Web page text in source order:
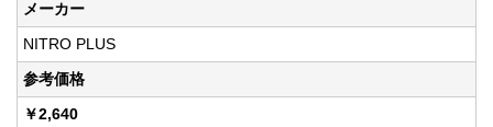
メーカー
NITRO PLUS
参考価格
￥2,640